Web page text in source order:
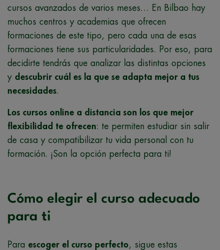
cursos avanzados de varios meses… En Bilbao hay
muchos centros y academias que ofrecen
formaciones de este tipo, pero cada una de esas
formaciones tiene sus particularidades. Por eso, para
decidirte tendrás que analizar las distintas opciones
y descubrir cuál es la que se adapta mejor a tus
necesidades.
Los cursos online a distancia son los que mejor
flexibilidad te ofrecen: te permiten estudiar sin salir
de casa y compatibilizar tu vida personal con tu
formación. ¡Son la opción perfecta para ti!
Cómo elegir el curso adecuado
para ti
Para escoger el curso perfecto, sigue estas